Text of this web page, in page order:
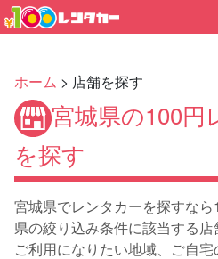
ホーム > 店舗を探す
宮城県の100円
を探す
宮城県でレンタカーを探すな
県の絞り込み条件に該当する店
ご利用になりたい地域、ご自